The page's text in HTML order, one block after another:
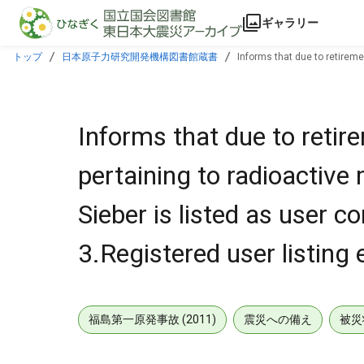
本文に飛ぶ
ギャラリー
トップ 日本原子力研究開発機構図書館蔵書
Informs that due to
Informs that due to
pertaining to radioactive
Sieber is listed as user
3.Registered user listing
福島第一原発事故 (2011) 震災への備え 被災